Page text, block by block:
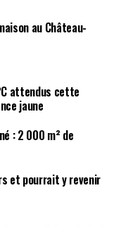
au Château-
attendus cette
jaune
: 2 000 m² de
et pourrait y revenir